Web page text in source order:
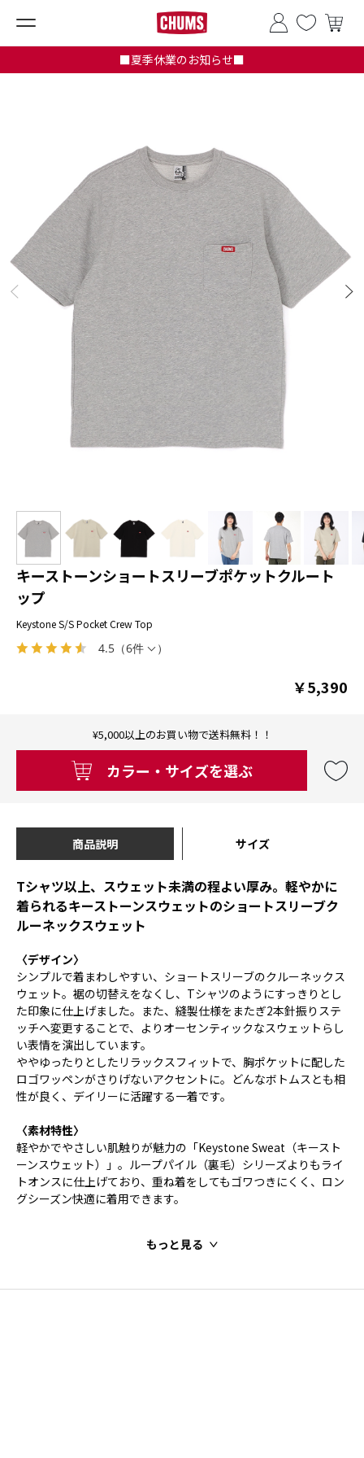
■夏季休業のお知らせ■
4.5 （6件 ）
キーストーンショートスリーブポケットクルート
ップ
Keystone S/S Pocket Crew Top
￥5,390
¥5,000以上のお買い物で送料無料！！
カラー・サイズを選ぶ
商品説明 サイズ
Tシャツ以上、スウェット未満の程よい厚み。軽やかに
着られるキーストーンスウェットのショートスリーブク
ルーネックスウェット
〈デザイン〉
シンプルで着まわしやすい、ショートスリーブのクルーネックス
ウェット。裾の切替えをなくし、Tシャツのようにすっきりとし
た印象に仕上げました。また、縫製仕様をまたぎ2本針振りステ
ッチへ変更することで、よりオーセンティックなスウェットらし
い表情を演出しています。
ややゆったりとしたリラックスフィットで、胸ポケットに配した
ロゴワッペンがさりげないアクセントに。どんなボトムスとも相
性が良く、デイリーに活躍する一着です。
〈素材特性〉
軽やかでやさしい肌触りが魅力の「Keystone Sweat（キースト
ーンスウェット）」。ループパイル（裏毛）シリーズよりもライ
トオンスに仕上げており、重ね着をしてもゴワつきにくく、ロン
グシーズン快適に着用できます。
もっと見る